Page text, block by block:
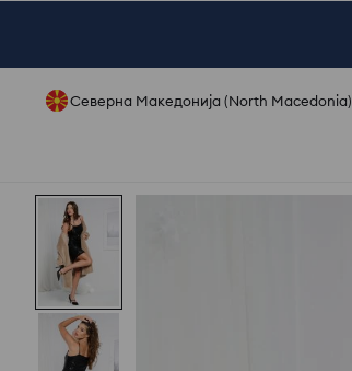
Северна Македонија (North Macedonia)